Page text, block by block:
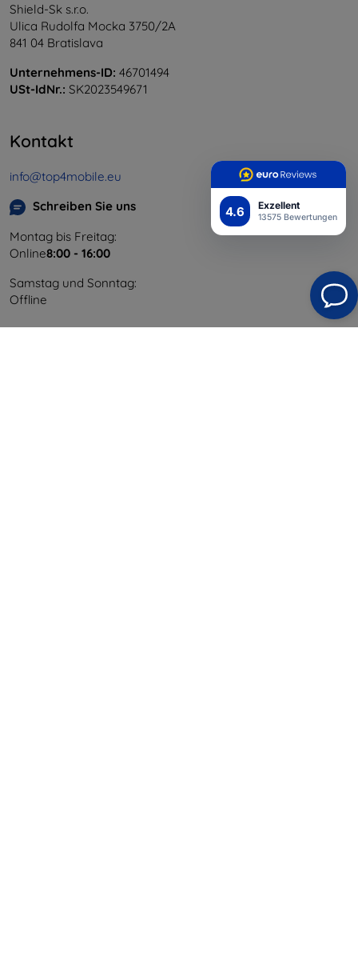
4.6 Exzellent
13575 Bewertungen
Shield-Sk s.r.o.
Ulica Rudolfa Mocka 3750/2A
841 04 Bratislava
Unternehmens-ID: 46701494
USt-IdNr.: SK2023549671
Kontakt
info@top4mobile.eu
Schreiben Sie uns
Montag bis Freitag:
Online8:00 - 16:00
Samstag und Sonntag:
Offline